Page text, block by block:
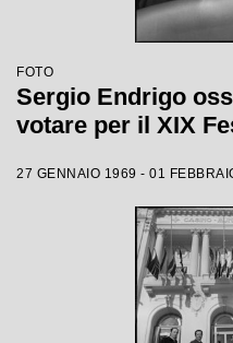
FOTO
Sergio Endrigo
votare per il XIX
27 GENNAIO 1969 - 01